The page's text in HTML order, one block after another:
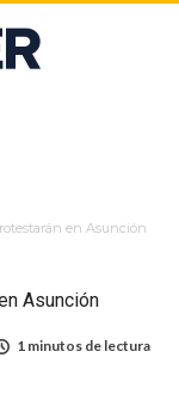
en Asunción
Asunción
1 minutos de lectura